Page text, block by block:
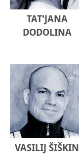
TAT'JANA
DODOLINA
VASILIJ ŠIŠKIN